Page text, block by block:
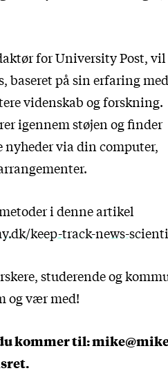
for University Post, vil
baseret på sin erfaring med
videnskab og forskning.
igennem støjen og finder
via din computer,
i denne artikel
keep-track-news-
studerende og
og vær med!
kommer til: